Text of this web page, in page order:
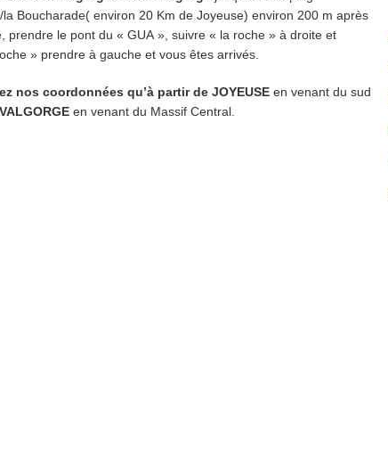
Boucharade( environ 20 Km de Joyeuse) environ 200 m après
prendre le pont du « GUA », suivre « la roche » à droite et
» prendre à gauche et vous êtes arrivés.
nos coordonnées qu’à partir de JOYEUSE en venant du sud
VALGORGE en venant du Massif Central.